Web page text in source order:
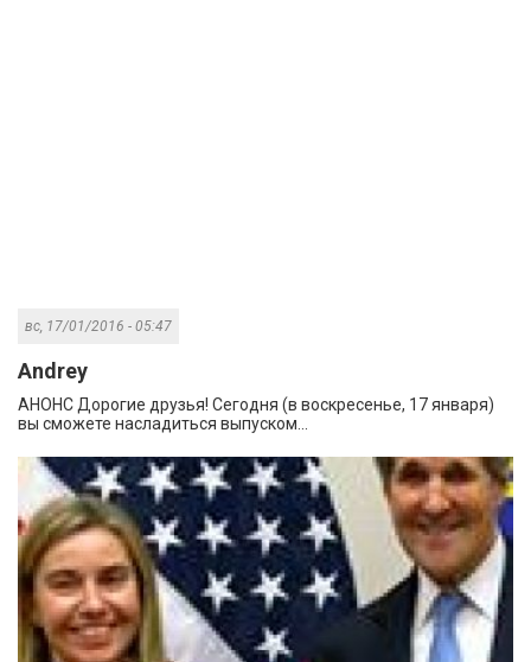
вс, 17/01/2016 - 05:47
Andrey
АНОНС Дорогие друзья! Сегодня (в воскресенье, 17 января)
вы сможете насладиться выпуском...